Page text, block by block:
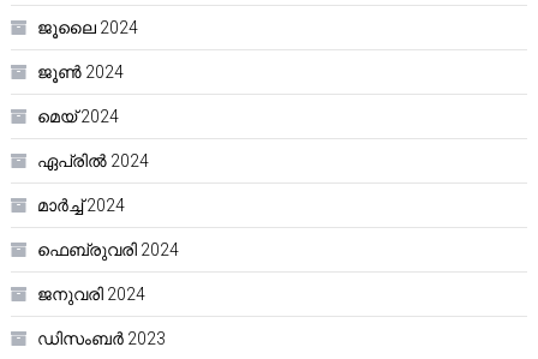
ജൂലൈ 2024
ജൂൺ 2024
മെയ്‌ 2024
ഏപ്രിൽ 2024
മാർച്ച്‌ 2024
ഫെബ്രുവരി 2024
ജനുവരി 2024
ഡിസംബർ 2023